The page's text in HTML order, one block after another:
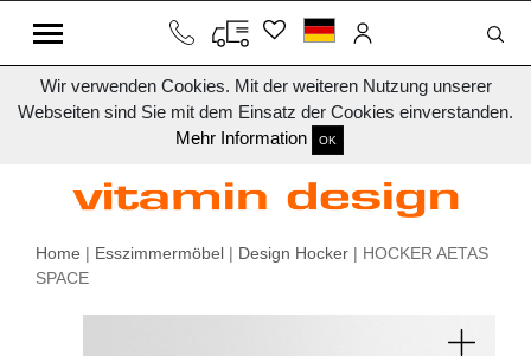
Wir verwenden Cookies. Mit der weiteren Nutzung unserer
Webseiten sind Sie mit dem Einsatz der Cookies einverstanden.
Mehr Information
OK
Home | Esszimmermöbel | Design Hocker | HOCKER AETAS
SPACE